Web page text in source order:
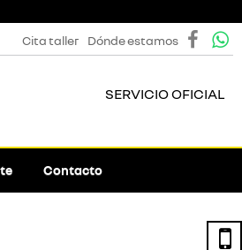
Cita taller Dónde estamos
SERVICIO OFICIAL
Contacto